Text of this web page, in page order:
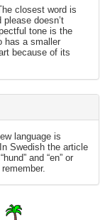
closest word is
please doesn’t
tone is the
has a smaller
because of its
language is
Swedish the article
and “en” or